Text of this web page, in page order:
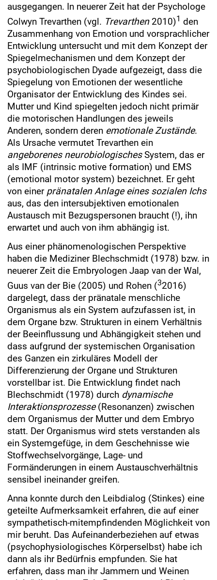
ausgegangen. In neuerer Zeit hat der Psychologe
Colwyn Trevarthen (vgl. Trevarthen2010)1 den
Zusammenhang von Emotion und vorsprachlicher
Entwicklung untersucht und mit dem Konzept der
Spiegelmechanismen und dem Konzept der
psychobiologischen Dyade aufgezeigt, dass die
Spiegelung von Emotionen der wesentliche
Organisator der Entwicklung des Kindes sei.
Mutter und Kind spiegelten jedoch nicht primär
die motorischen Handlungen des jeweils
Anderen, sondern deren emotionale Zustände.
Als Ursache vermutet Trevarthen ein
angeborenes neurobiologischesSystem, das er
als IMF (intrinsic motive formation) und EMS
(emotional motor system) bezeichnet. Er geht
von einer pränatalen Anlage eines sozialen Ichs
aus, das den intersubjektiven emotionalen
Austausch mit Bezugspersonen braucht (!), ihn
erwartet und auch von ihm abhängig ist.
Aus einer phänomenologischen Perspektive
haben die Mediziner Blechschmidt (1978) bzw. in
neuerer Zeit die Embryologen Jaap van der Wal,
Guus van der Bie (2005) und Rohen (32016)
dargelegt, dass der pränatale menschliche
Organismus als ein System aufzufassen ist, in
dem Organe bzw. Strukturen in einem Verhältnis
der Beeinflussung und Abhängigkeit stehen und
dass aufgrund der systemischen Organisation
des Ganzen ein zirkuläres Modell der
Differenzierung der Organe und Strukturen
vorstellbar ist. Die Entwicklung findet nach
Blechschmidt (1978) durch dynamische
Interaktionsprozesse(Resonanzen) zwischen
dem Organismus der Mutter und dem Embryo
statt. Der Organismus wird stets verstanden als
ein Systemgefüge, in dem Geschehnisse wie
Stoffwechselvorgänge, Lage- und
Formänderungen in einem Austauschverhältnis
sensibel ineinander greifen.
Anna konnte durch den Leibdialog (Stinkes) eine
geteilte Aufmerksamkeit erfahren, die auf einer
sympathetisch-mitempfindenden Möglichkeit von
mir beruht. Das Aufeinanderbeziehen auf etwas
(psychophysiologisches Körperselbst) habe ich
dann als ihr Bedürfnis empfunden. Sie hat
erfahren, dass man ihr Jammern und Weinen